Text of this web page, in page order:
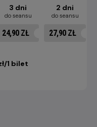
3 dni
do seansu
2 dni
do seansu
24,90 ZŁ 27,90 ZŁ
1 bilet